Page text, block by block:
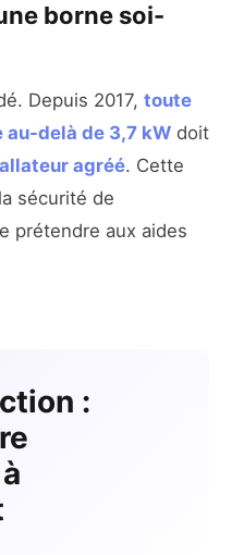
borne soi-
Depuis 2017, toute
delà de 3,7 kW doit
agréé. Cette
sécurité de
prétendre aux aides
: